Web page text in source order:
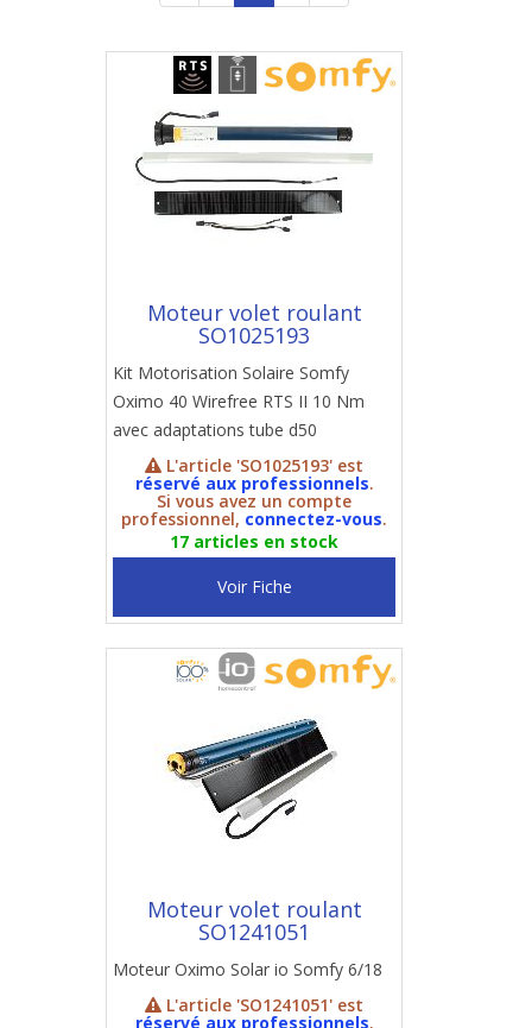
Moteur volet roulant
SO1025193
Kit Motorisation Solaire Somfy
Oximo 40 Wirefree RTS II 10 Nm
avec adaptations tube d50
L'article 'SO1025193' est
réservé aux professionnels.
Si vous avez un compte
professionnel, connectez-vous.
17 articles en stock
Voir Fiche
Moteur volet roulant
SO1241051
Moteur Oximo Solar io Somfy 6/18
L'article 'SO1241051' est
réservé aux professionnels.